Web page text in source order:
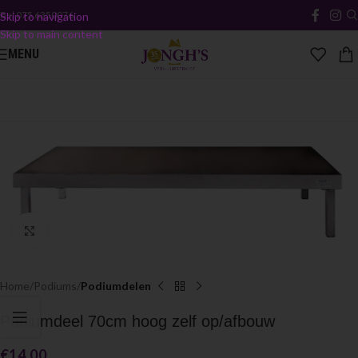
Skip to navigation
Skip to main content
Bel075 6350076
MENU
Home Podiums Podiumdelen
Podiumdeel 70cm hoog zelf op/afbouw